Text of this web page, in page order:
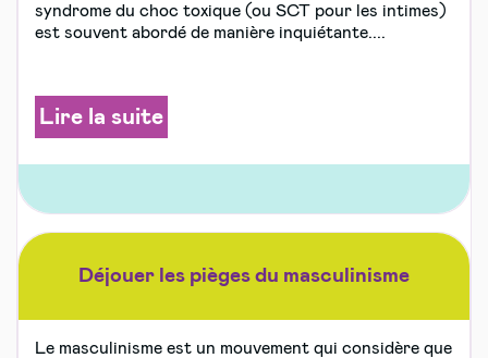
syndrome du choc toxique (ou SCT pour les intimes)
est souvent abordé de manière inquiétante....
Lire la suite
Déjouer les pièges du masculinisme
Le masculinisme est un mouvement qui considère que